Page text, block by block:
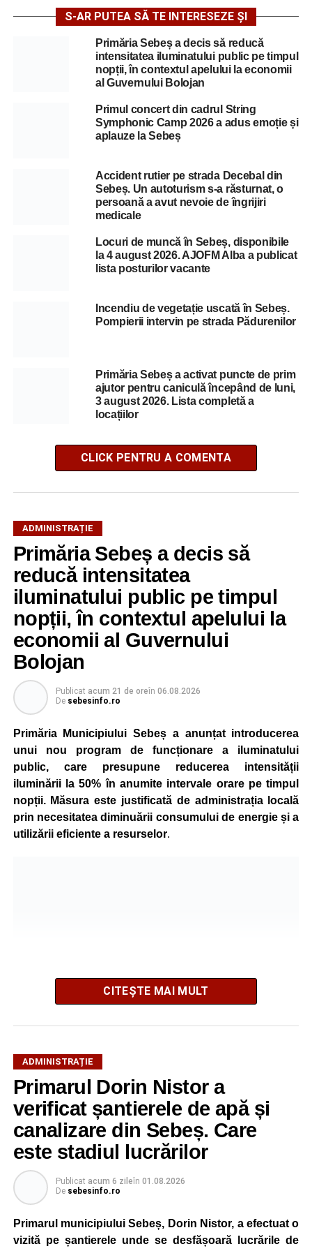
S-AR PUTEA SĂ TE INTERESEZE ȘI
Primăria Sebeș a decis să reducă
intensitatea iluminatului public pe timpul
nopții, în contextul apelului la economii
al Guvernului Bolojan
Primul concert din cadrul String
Symphonic Camp 2026 a adus emoție și
aplauze la Sebeș
Accident rutier pe strada Decebal din
Sebeș. Un autoturism s-a răsturnat, o
persoană a avut nevoie de îngrijiri
medicale
Locuri de muncă în Sebeș, disponibile
la 4 august 2026. AJOFM Alba a publicat
lista posturilor vacante
Incendiu de vegetație uscată în Sebeș.
Pompierii intervin pe strada Pădurenilor
Primăria Sebeș a activat puncte de prim
ajutor pentru caniculă începând de luni,
3 august 2026. Lista completă a
locațiilor
CLICK PENTRU A COMENTA
ADMINISTRAȚIE
Primăria Sebeș a decis să
reducă intensitatea
iluminatului public pe timpul
nopții, în contextul apelului la
economii al Guvernului
Bolojan
Publicat acum 21 de oreîn 06.08.2026
De sebesinfo.ro
Primăria Municipiului Sebeș a anunțat introducerea
unui nou program de funcționare a iluminatului
public, care presupune reducerea intensității
iluminării la 50% în anumite intervale orare pe timpul
nopții. Măsura este justificată de administrația locală
prin necesitatea diminuării consumului de energie și a
utilizării eficiente a resurselor.
Potrivit autorităților locale, sistemul de iluminat public este
gestionat printr-un program automatizat de telegestiune,
care reglează intensitatea luminii în funcție de orele
exacte de apus și răsărit ale soarelui. Chiar dacă nivelul
de iluminare va fi redus în anumite intervale, iluminatul
stradal va rămâne funcțional pe întreaga durată a nopții.
Reprezentanții Primăriei Sebeș precizează că măsura nu
va afecta siguranța traficului rutier și pietonal, iar
vizibilitatea pe străzile municipiului va fi menținută la un
nivel corespunzător.
CITEȘTE MAI MULT
ADMINISTRAȚIE
Primarul Dorin Nistor a
verificat șantierele de apă și
canalizare din Sebeș. Care
este stadiul lucrărilor
Publicat acum 6 zileîn 01.08.2026
De sebesinfo.ro
Primarul municipiului Sebeș, Dorin Nistor, a efectuat o
vizită pe șantierele unde se desfășoară lucrările de